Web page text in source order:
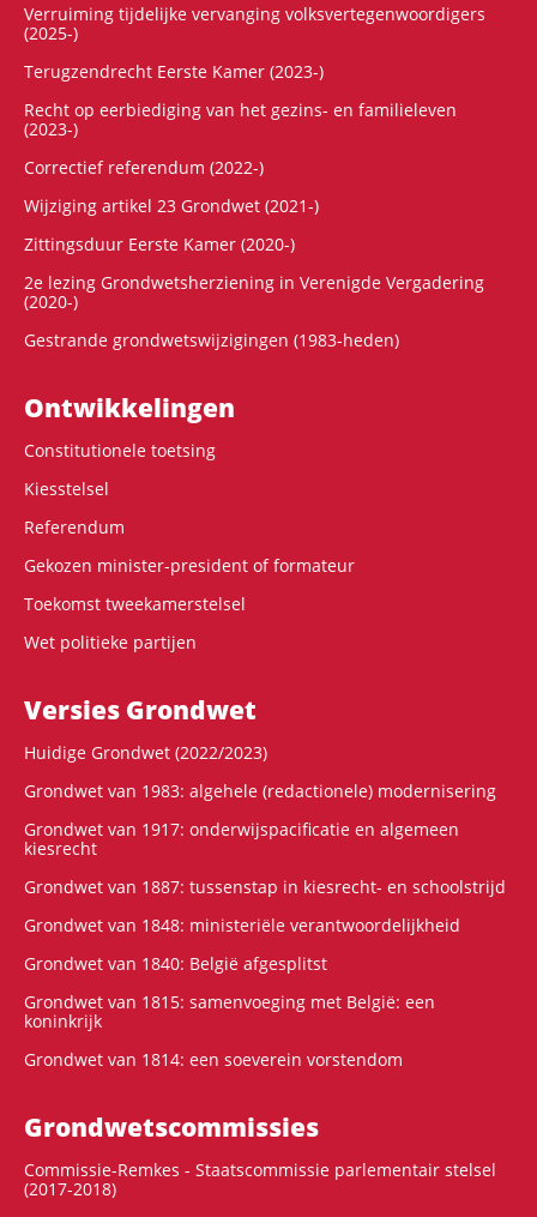
Verruiming tijdelijke vervanging volksvertegenwoordigers
(2025-)
Terugzendrecht Eerste Kamer (2023-)
Recht op eerbiediging van het gezins- en familieleven
(2023-)
Correctief referendum (2022-)
Wijziging artikel 23 Grondwet (2021-)
Zittingsduur Eerste Kamer (2020-)
2e lezing Grondwetsherziening in Verenigde Vergadering
(2020-)
Gestrande grondwetswijzigingen (1983-heden)
Ontwikke­lingen
Constitutionele toetsing
Kiesstelsel
Referendum
Gekozen minister-president of formateur
Toekomst tweekamerstelsel
Wet politieke partijen
Versies Grondwet
Huidige Grondwet (2022/2023)
Grondwet van 1983: algehele (redactionele) modernisering
Grondwet van 1917: onderwijspacificatie en algemeen
kiesrecht
Grondwet van 1887: tussenstap in kiesrecht- en schoolstrijd
Grondwet van 1848: ministeriële verantwoordelijkheid
Grondwet van 1840: België afgesplitst
Grondwet van 1815: samenvoeging met België: een
koninkrijk
Grondwet van 1814: een soeverein vorstendom
Grondwets­commissies
Commissie-Remkes - Staatscommissie parlementair stelsel
(2017-2018)